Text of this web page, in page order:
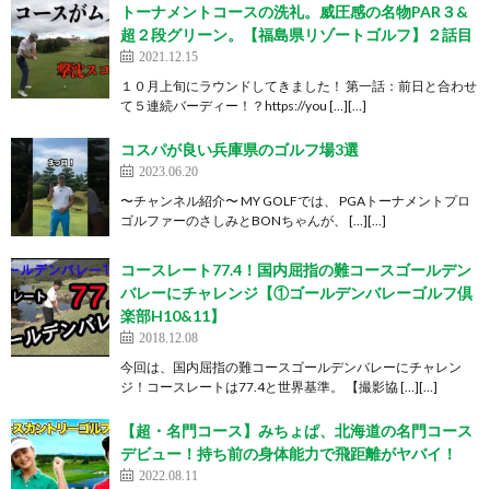
トーナメントコースの洗礼。威圧感の名物PAR３&
超２段グリーン。【福島県リゾートゴルフ】２話目
2021.12.15
１０月上旬にラウンドしてきました！ 第一話：前日と合わせ
て５連続バーディー！？https://you […][…]
コスパが良い兵庫県のゴルフ場3選
2023.06.20
〜チャンネル紹介〜 MY GOLFでは、 PGAトーナメントプロ
ゴルファーのさしみとBONちゃんが、 […][…]
コースレート77.4！国内屈指の難コースゴールデン
バレーにチャレンジ【①ゴールデンバレーゴルフ倶
楽部H10&11】
2018.12.08
今回は、国内屈指の難コースゴールデンバレーにチャレン
ジ！コースレートは77.4と世界基準。 【撮影協 […][…]
【超・名門コース】みちょぱ、北海道の名門コース
デビュー！持ち前の身体能力で飛距離がヤバイ！
2022.08.11